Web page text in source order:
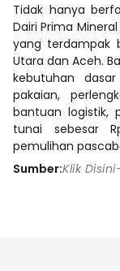
Tidak hanya
Dairi Prima
yang terdampak
Utara dan Aceh.
kebutuhan
pakaian,
bantuan logistik,
tunai sebesar
pemulihan
Sumber:Klik Disini